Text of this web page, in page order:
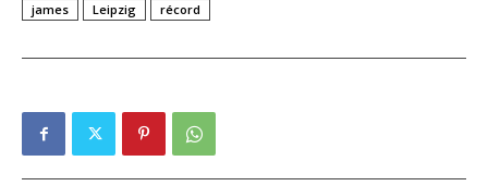
james
Leipzig récord